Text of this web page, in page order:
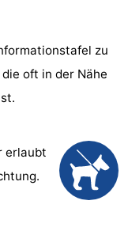
zu
oft in der Nähe
erlaubt